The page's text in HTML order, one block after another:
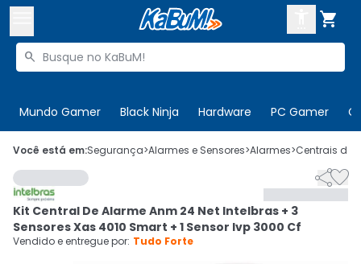

Buscar produtos

Mundo Gamer Black Ninja Hardware PC Gamer
 Olá. Acesse sua conta
 Departamentos
Cupons
CADASTRE-SE
Você está em:Segurança>Alarmes e Sensores>Alarmes>Centrais de

Kit Central De Alarme Anm 24 Net Intelbras + 3
Sensores Xas 4010 Smart + 1 Sensor Ivp 3000 Cf
Vendido e entregue por: Tudo Forte